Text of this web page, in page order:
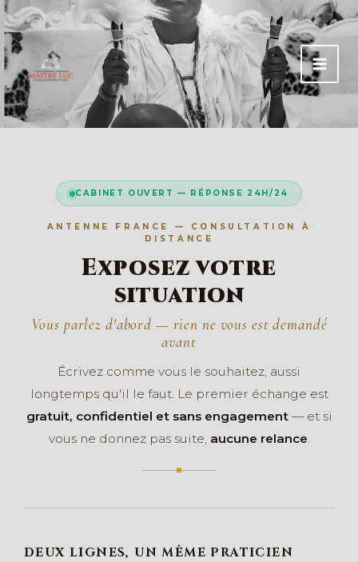
Aller
au
contenu
CABINET OUVERT — RÉPONSE 24H/24
ANTENNE FRANCE — CONSULTATION À
DISTANCE
Exposez votre
situation
Vous parlez d'abord — rien ne vous est demandé
avant
Écrivez comme vous le souhaitez, aussi
longtemps qu'il le faut. Le premier échange est
gratuit, confidentiel et sans engagement— et si
vous ne donnez pas suite, aucune relance.
DEUX LIGNES, UN MÊME PRATICIEN